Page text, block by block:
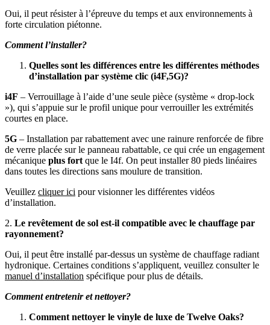
Oui, il peut résister à l’épreuve du temps et aux environnements à
forte circulation piétonne.
Comment l’installer?
Quelles sont les différences entre les différentes méthodes
d’installation par système clic (i4F,5G)?
i4F – Verrouillage à l’aide d’une seule pièce (système « drop-lock
»), qui s’appuie sur le profil unique pour verrouiller les extrémités
courtes en place.
5G – Installation par rabattement avec une rainure renforcée de fibre
de verre placée sur le panneau rabattable, ce qui crée un engagement
mécanique plus fort que le I4f. On peut installer 80 pieds linéaires
dans toutes les directions sans moulure de transition.
Veuillez cliquer ici pour visionner les différentes vidéos
d’installation.
2. Le revêtement de sol est-il compatible avec le chauffage par
rayonnement?
Oui, il peut être installé par-dessus un système de chauffage radiant
hydronique. Certaines conditions s’appliquent, veuillez consulter le
manuel d’installation spécifique pour plus de détails.
Comment entretenir et nettoyer?
Comment nettoyer le vinyle de luxe de Twelve Oaks?